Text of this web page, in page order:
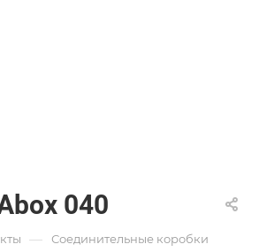
040
— Соединительные коробки